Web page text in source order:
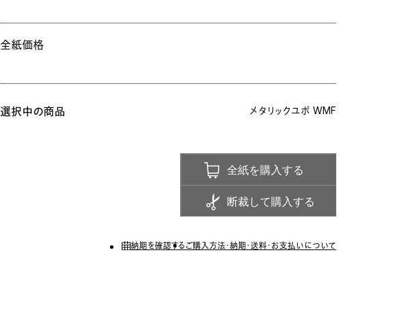
全紙価格
選択中の商品 メタリックユポ WMF
全紙を購入する
断裁して購入する
納期を確認する ご購入方法・納期・送料・お支払いについて